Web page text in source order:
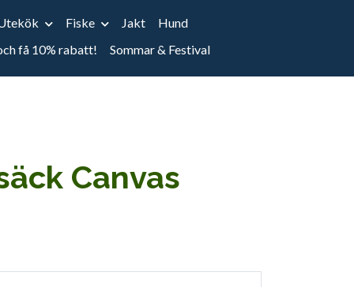
Fiske Jakt
Hund
få 10% rabatt! Sommar & Festival
Canvas